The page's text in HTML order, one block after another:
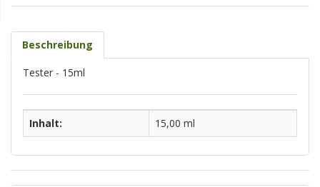
Beschreibung
Tester - 15ml
Inhalt: 15,00 ml